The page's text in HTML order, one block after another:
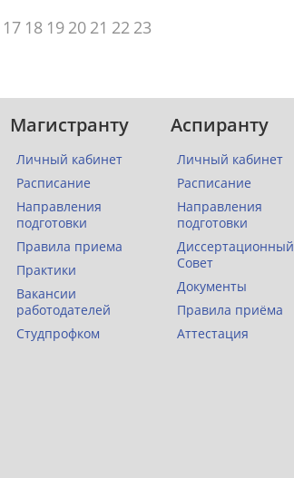
17 18 19 20 21 22 23
Магистранту
Личный кабинет
Расписание
Направления
подготовки
Правила приема
Практики
Вакансии
работодателей
Студпрофком
Аспиранту
Личный кабинет
Расписание
Направления
подготовки
Диссертационный
Совет
Документы
Правила приёма
Аттестация